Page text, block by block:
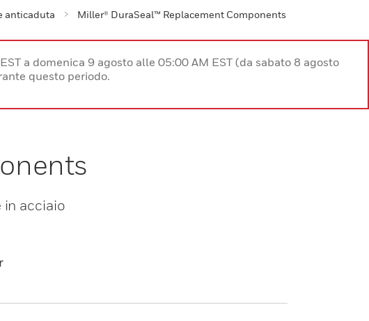
anticaduta Miller® DuraSeal™ Replacement Components
a domenica 9 agosto alle 05:00 AM EST (da sabato 8 agosto
questo periodo.
in acciaio